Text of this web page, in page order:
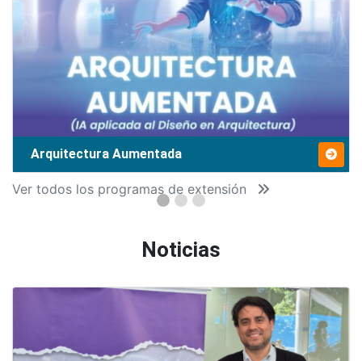
Arquitectura Aumentada
Ver todos los programas de extensión
Noticias